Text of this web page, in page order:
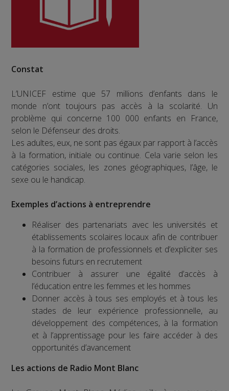
Constat
L’UNICEF estime que 57 millions d’enfants dans le
monde n’ont toujours pas accès à la scolarité. Un
problème qui concerne 100 000 enfants en France,
selon le Défenseur des droits.
Les adultes, eux, ne sont pas égaux par rapport à l’accès
à la formation, initiale ou continue. Cela varie selon les
catégories sociales, les zones géographiques, l’âge, le
sexe ou le handicap.
Exemples d’actions à entreprendre
Réaliser des partenariats avec les universités et
établissements scolaires locaux afin de contribuer
à la formation de professionnels et d’expliciter ses
besoins futurs en recrutement
Contribuer à assurer une égalité d’accès à
l’éducation entre les femmes et les hommes
Donner accès à tous ses employés et à tous les
stades de leur expérience professionnelle, au
développement des compétences, à la formation
et à l’apprentissage pour les faire accéder à des
opportunités d’avancement
Les actions de Radio Mont Blanc